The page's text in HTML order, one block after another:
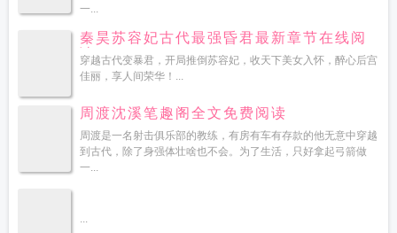
一...
秦昊苏容妃古代最强昏君最新章节在线阅
读
穿越古代变暴君，开局推倒苏容妃，收天下美女入怀，醉心后宫
佳丽，享人间荣华！...
周渡沈溪笔趣阁全文免费阅读
周渡是一名射击俱乐部的教练，有房有车有存款的他无意中穿越
到古代，除了身强体壮啥也不会。为了生活，只好拿起弓箭做
一...
...